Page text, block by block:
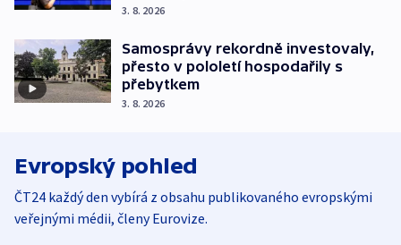
3. 8. 2026
Samosprávy rekordně investovaly,
přesto v pololetí hospodařily s
přebytkem
3. 8. 2026
Evropský pohled
ČT24 každý den vybírá z obsahu publikovaného evropskými
veřejnými médii, členy Eurovize.